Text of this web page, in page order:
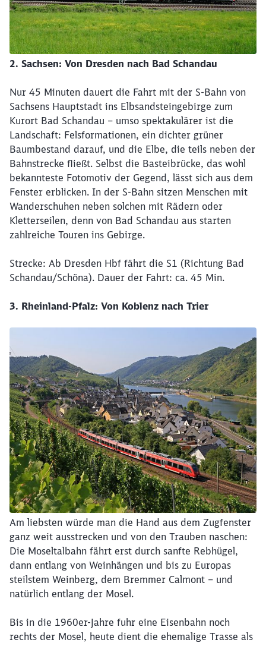
2. Sachsen: Von Dresden nach Bad Schandau
Nur 45 Minuten dauert die Fahrt mit der S-Bahn von
Sachsens Hauptstadt ins Elbsandsteingebirge zum
Kurort Bad Schandau – umso spektakulärer ist die
Landschaft: Felsformationen, ein dichter grüner
Baumbestand darauf, und die Elbe, die teils neben der
Bahnstrecke fließt. Selbst die Basteibrücke, das wohl
bekannteste Fotomotiv der Gegend, lässt sich aus dem
Fenster erblicken. In der S-Bahn sitzen Menschen mit
Wanderschuhen neben solchen mit Rädern oder
Kletterseilen, denn von Bad Schandau aus starten
zahlreiche Touren ins Gebirge.
Strecke: Ab Dresden Hbf fährt die S1 (Richtung Bad
Schandau/Schöna). Dauer der Fahrt: ca. 45 Min.
3. Rheinland-Pfalz: Von Koblenz nach Trier
Am liebsten würde man die Hand aus dem Zugfenster
ganz weit ausstrecken und von den Trauben naschen:
Die Moseltalbahn fährt erst durch sanfte Rebhügel,
dann entlang von Weinhängen und bis zu Europas
steilstem Weinberg, dem Bremmer Calmont – und
natürlich entlang der Mosel.
Bis in die 1960er-Jahre fuhr eine Eisenbahn noch
rechts der Mosel, heute dient die ehemalige Trasse als